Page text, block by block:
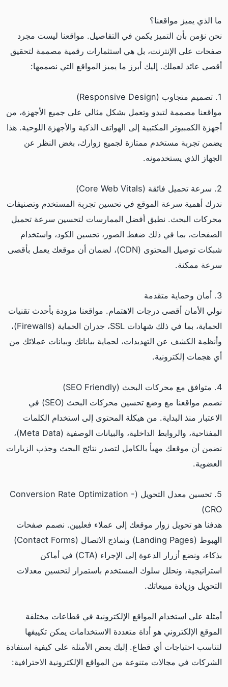
ما الذي يميز مواقعنا؟
نحن نؤمن بأن التميز يكمن في التفاصيل. مواقعنا ليست مجرد
صفحات على الإنترنت، بل هي استثمارات رقمية مصممة لتحقيق
أقصى عائد لعملك. إليك أبرز ما يميز المواقع التي نصممها:
1. تصميم متجاوب (Responsive Design)
مواقعنا مصممة لتبدو وتعمل بشكل مثالي على جميع الأجهزة، من
أجهزة الكمبيوتر المكتبية إلى الهواتف الذكية والأجهزة اللوحية. هذا
يضمن تجربة مستخدم ممتازة لجميع زوارك، بغض النظر عن
الجهاز الذي يستخدمونه.
2. سرعة تحميل فائقة (Core Web Vitals)
ندرك أهمية سرعة الموقع في تحسين تجربة المستخدم وتصنيفات
محركات البحث. نطبق أفضل الممارسات لتحسين سرعة تحميل
الصفحات، بما في ذلك ضغط الصور، تحسين الكود، واستخدام
شبكات توصيل المحتوى (CDN)، لضمان أن موقعك يعمل بأقصى
سرعة ممكنة.
3. أمان وحماية متقدمة
نولي الأمان أقصى درجات الاهتمام. مواقعنا مزودة بأحدث تقنيات
الحماية، بما في ذلك شهادات SSL، جدران الحماية (Firewalls)،
وأنظمة الكشف عن التهديدات، لحماية بياناتك وبيانات عملائك من
أي هجمات إلكترونية.
4. متوافق مع محركات البحث (SEO Friendly)
نصمم مواقعنا مع وضع تحسين محركات البحث (SEO) في
الاعتبار منذ البداية. من هيكلة المحتوى إلى استخدام الكلمات
المفتاحية، والروابط الداخلية، والبيانات الوصفية (Meta Data)،
نضمن أن موقعك مهيأ بالكامل لتصدر نتائج البحث وجذب الزيارات
العضوية.
5. تحسين معدل التحويل (Conversion Rate Optimization -
CRO)
هدفنا هو تحويل زوار موقعك إلى عملاء فعليين. نصمم صفحات
الهبوط (Landing Pages) ونماذج الاتصال (Contact Forms)
بذكاء، ونضع أزرار الدعوة إلى الإجراء (CTA) في أماكن
استراتيجية، ونحلل سلوك المستخدم باستمرار لتحسين معدلات
التحويل وزيادة مبيعاتك.
أمثلة على استخدام المواقع الإلكترونية في قطاعات مختلفة
الموقع الإلكتروني هو أداة متعددة الاستخدامات يمكن تكييفها
لتناسب احتياجات أي قطاع. إليك بعض الأمثلة على كيفية استفادة
الشركات في مجالات متنوعة من المواقع الإلكترونية الاحترافية: